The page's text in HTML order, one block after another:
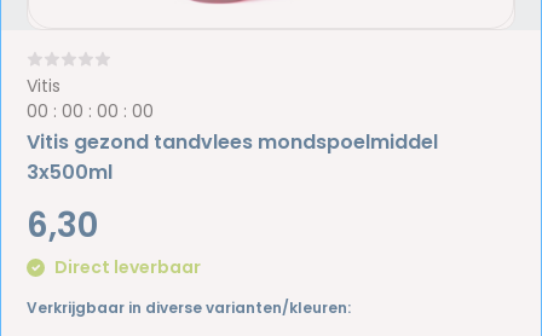
Vitis
00 :00 :00 :00
Vitis gezond tandvlees mondspoelmiddel
3x500ml
6,30
Direct leverbaar
Verkrijgbaar in diverse varianten/kleuren: